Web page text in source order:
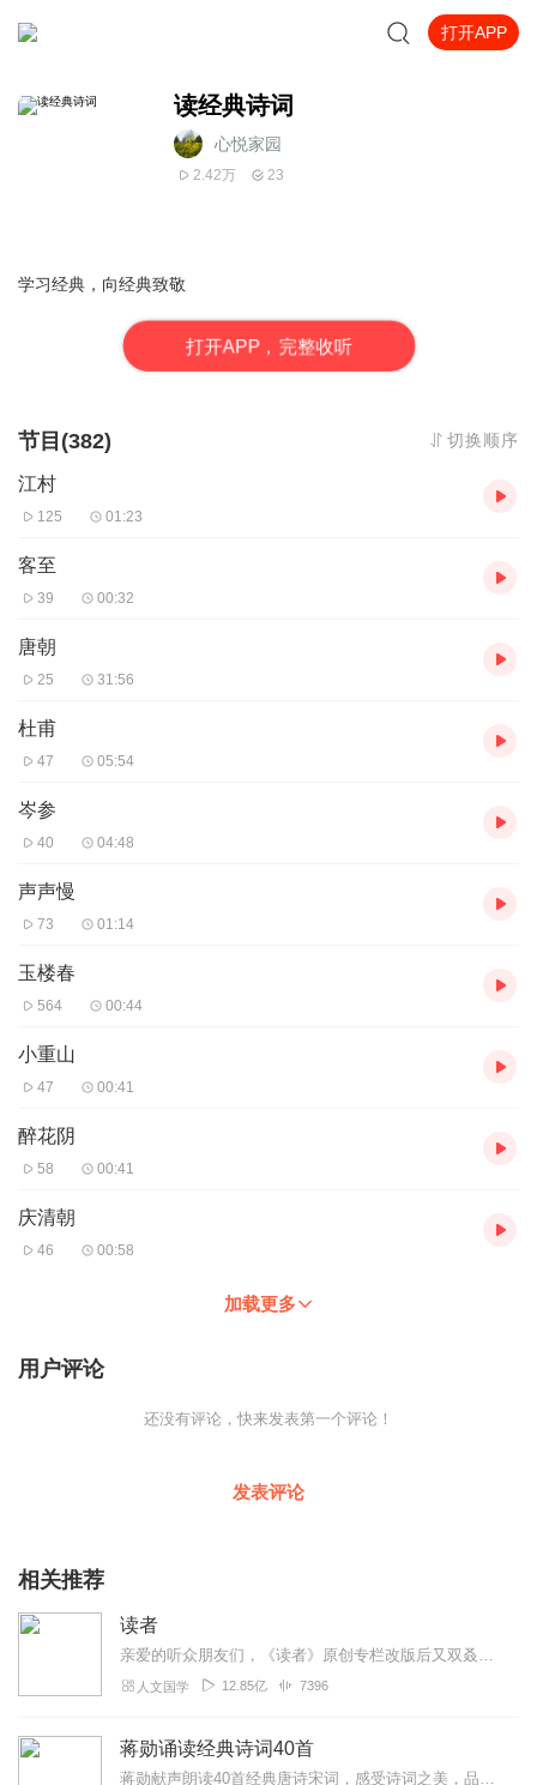
打开APP
读经典诗词
心悦家园
2.42万 23
学习经典，向经典致敬
打开APP，完整收听
节目(382) 切换顺序
江村
125 01:23
客至
39 00:32
唐朝
25 31:56
杜甫
47 05:54
岑参
40 04:48
声声慢
73 01:14
玉楼春
564 00:44
小重山
47 00:41
醉花阴
58 00:41
庆清朝
46 00:58
加载更多
用户评论
还没有评论，快来发表第一个评论！
发表评论
相关推荐
读者
亲爱的听众朋友们，《读者》原创专栏改版后又双叒叕回来啦！改版后，我们将和《读者》主专辑一起每日更新，由声音超级治愈的优质主播每晚为大家带来经典美文。PS：开通了...
人文国学 12.85亿 7396
蒋勋诵读经典诗词40首
蒋勋献声朗读40首经典唐诗宋词，感受诗词之美，品味文学精粹蒋勋的声音温润如玉，被称为“林青霞的半颗安眠药”，助你缓解焦虑，治愈心灵